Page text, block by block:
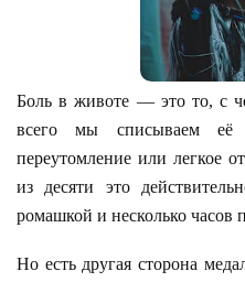
Боль в животе — это то, с
всего мы списываем
переутомление или легкое
из десяти это
ромашкой и несколько часов
Но есть другая сторона